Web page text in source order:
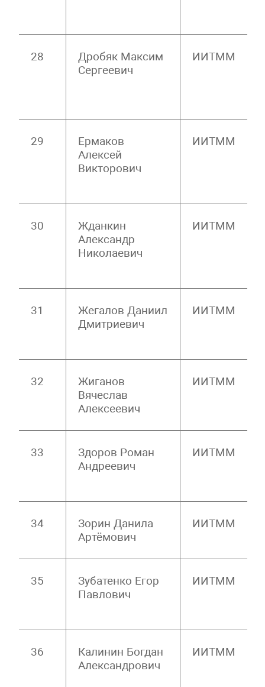
28
Дробяк Максим
Сергеевич
ИИТММ
29
Ермаков
Алексей
Викторович
ИИТММ
30
Жданкин
Александр
Николаевич
ИИТММ
31
Жегалов Даниил
Дмитриевич
ИИТММ
32
Жиганов
Вячеслав
Алексеевич
ИИТММ
33
Здоров Роман
Андреевич
ИИТММ
34
Зорин Данила
Артёмович
ИИТММ
35
Зубатенко Егор
Павлович
ИИТММ
36
Калинин Богдан
Александрович
ИИТММ